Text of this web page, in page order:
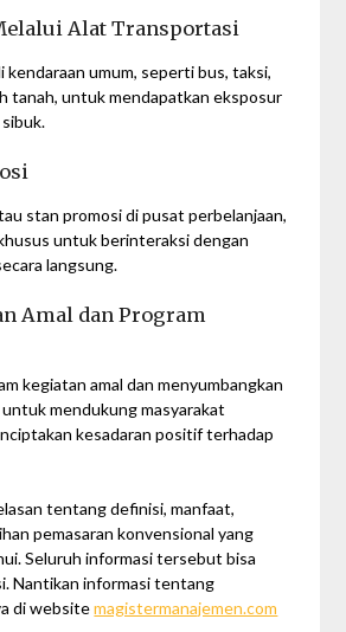
Alat Transportasi
kendaraan umum, seperti bus, taksi,
tanah, untuk mendapatkan eksposur
stan promosi di pusat perbelanjaan,
untuk berinteraksi dengan
langsung.
Amal dan Program
kegiatan amal dan menyumbangkan
mendukung masyarakat
kesadaran positif terhadap
tentang definisi, manfaat,
pemasaran konvensional yang
Seluruh informasi tersebut bisa
Nantikan informasi tentang
di websitemagistermanajemen.com